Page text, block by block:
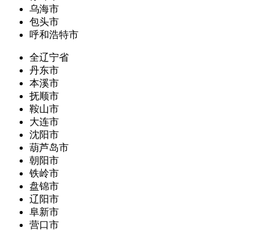
乌海市
包头市
呼和浩特市
全辽宁省
丹东市
本溪市
抚顺市
鞍山市
大连市
沈阳市
葫芦岛市
朝阳市
铁岭市
盘锦市
辽阳市
阜新市
营口市